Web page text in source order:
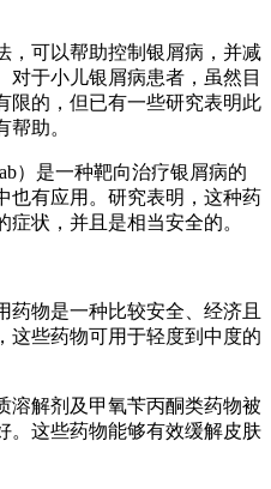
，可以帮助控制银屑病，并减
对于小儿银屑病患者，虽然目
限的，但已有一些研究表明此
助。
）是一种靶向治疗银屑病的
也有应用。研究表明，这种药
状，并且是相当安全的。
药物是一种比较安全、经济且
这些药物可用于轻度到中度的
溶解剂及甲氧苄丙酮类药物被
。这些药物能够有效缓解皮肤